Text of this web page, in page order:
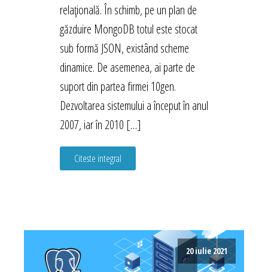
relațională. În schimb, pe un plan de
găzduire MongoDB totul este stocat
sub formă JSON, existând scheme
dinamice. De asemenea, ai parte de
suport din partea firmei 10gen.
Dezvoltarea sistemului a început în anul
2007, iar în 2010 […]
Citeste integral
20 iulie 2021